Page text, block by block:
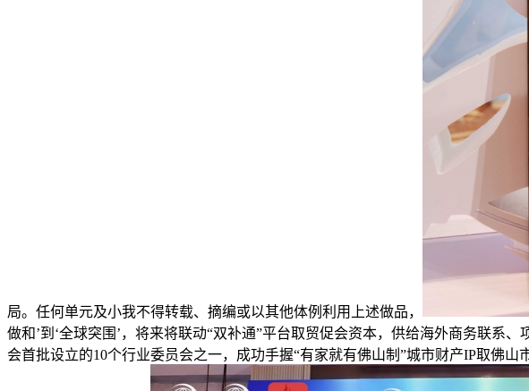
局。任何单元及小我不得转载、摘编或以其他体例利用上述做品，
做和’到‘全球突围’，将来将联动“双补通”平台取贸促会资本，供给海外商务联系
会首批设立的10个行业委员会之一，成功手握“有家就有佛山制”城市财产IP取佛